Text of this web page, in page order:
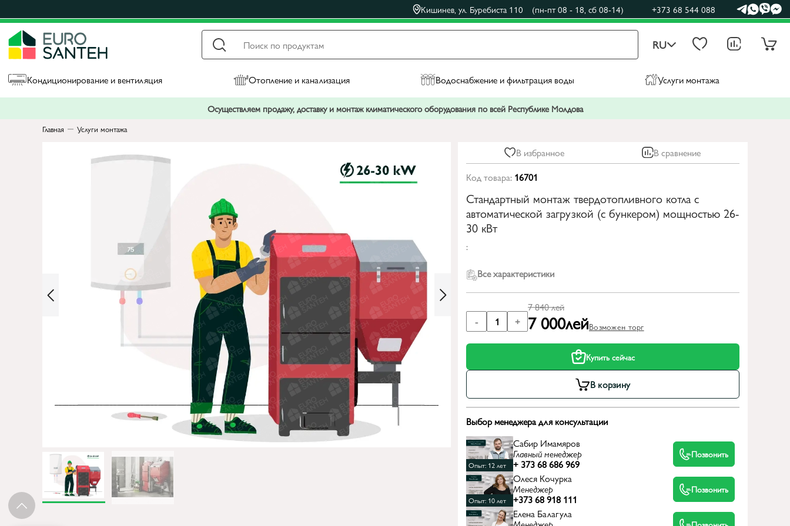
Кишинев, ул. Буребиста 110 (пн-пт 08 - 18, сб 08-14) +373 68 544 088
RU
Кондиционирование и вентиляция Отопление и канализация Водоснабжение и фильтрация воды Услуги монтажа
Осуществляем продажу, доставку и монтаж климатического оборудования по всей Республике Молдова
Главная Услуги монтажа
В избранное
В сравнение
Код товара: 16701
Стандартный монтаж твердотопливного котла с
автоматической загрузкой (с бункером) мощностью 26-
30 кВт
:
Все характеристики
- 1 +
7 840лей
7 000лейВозможен торг
Купить сейчас
В корзину
Выбор менеджера для консультации
Опыт: 12 лет
Сабир Имамяров
Главный менеджер
+ 373 68 686 969
Позвонить
Опыт: 10 лет
Олеся Кочурка
Менеджер
+373 68 918 111
Позвонить
Елена Балагула